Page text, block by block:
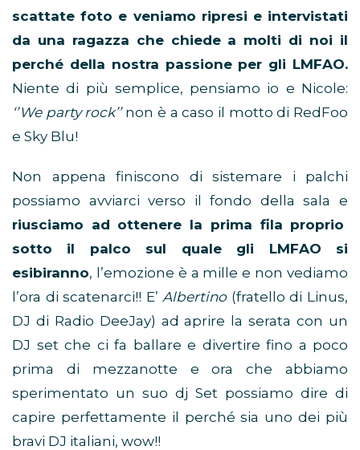
scattate foto e veniamo ripresi e intervistati
da una ragazza che chiede a molti di noi il
perché della nostra passione per gli LMFAO.
Niente di più semplice, pensiamo io e Nicole:
‘’We party rock’’non è a caso il motto di RedFoo
e Sky Blu!
Non appena finiscono di sistemare i palchi
possiamo avviarci verso il fondo della sala e
riusciamo ad ottenere la prima fila proprio
sotto il palco sul quale gli LMFAO si
esibiranno, l’emozione è a mille e non vediamo
l’ora di scatenarci!! E’Albertino(fratello di Linus,
DJ di Radio DeeJay) ad aprire la serata con un
DJ set che ci fa ballare e divertire fino a poco
prima di mezzanotte e ora che abbiamo
sperimentato un suo dj Set possiamo dire di
capire perfettamente il perché sia uno dei più
bravi DJ italiani, wow!!